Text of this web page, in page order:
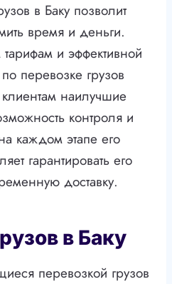
в Баку позволит
время и деньги.
и эффективной
перевозке грузов
наилучшие
контроля и
каждом этапе его
гарантировать его
доставку.
в Баку
перевозкой грузов